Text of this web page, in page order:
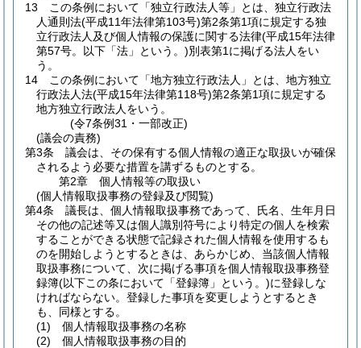
13
この条例において「独立行政法人等」とは、独立行政法
人通則法(平成11年法律第103号)第2条第1項に規定する独
立行政法人及び個人情報の保護に関する法律(平成15年法律
第57号。以下「法」という。)別表第1に掲げる法人をい
う。
14
この条例において「地方独立行政法人」とは、地方独立
行政法人法(平成15年法律第118号)第2条第1項に規定する
地方独立行政法人をいう。
(令7条例31・一部改正)
(議会の責務)
第3条
議会は、その保有する個人情報の適正な取扱いが確保
されるよう必要な措置を講ずるものとする。
第2章
個人情報等の取扱い
(個人情報取扱事務の登録及び閲覧)
第4条
議長は、個人情報取扱事務であって、氏名、生年月日
その他の記述等又は個人識別符号により特定の個人を検索
することができる状態で記録された個人情報を使用するも
のを開始しようとするときは、あらかじめ、当該個人情報
取扱事務について、次に掲げる事項を個人情報取扱事務登
録簿(以下この条において「登録簿」という。)に登録しな
ければならない。 登録した事項を変更しようとするとき
も、同様とする。
(1)
個人情報取扱事務の名称
(2)
個人情報取扱事務の目的